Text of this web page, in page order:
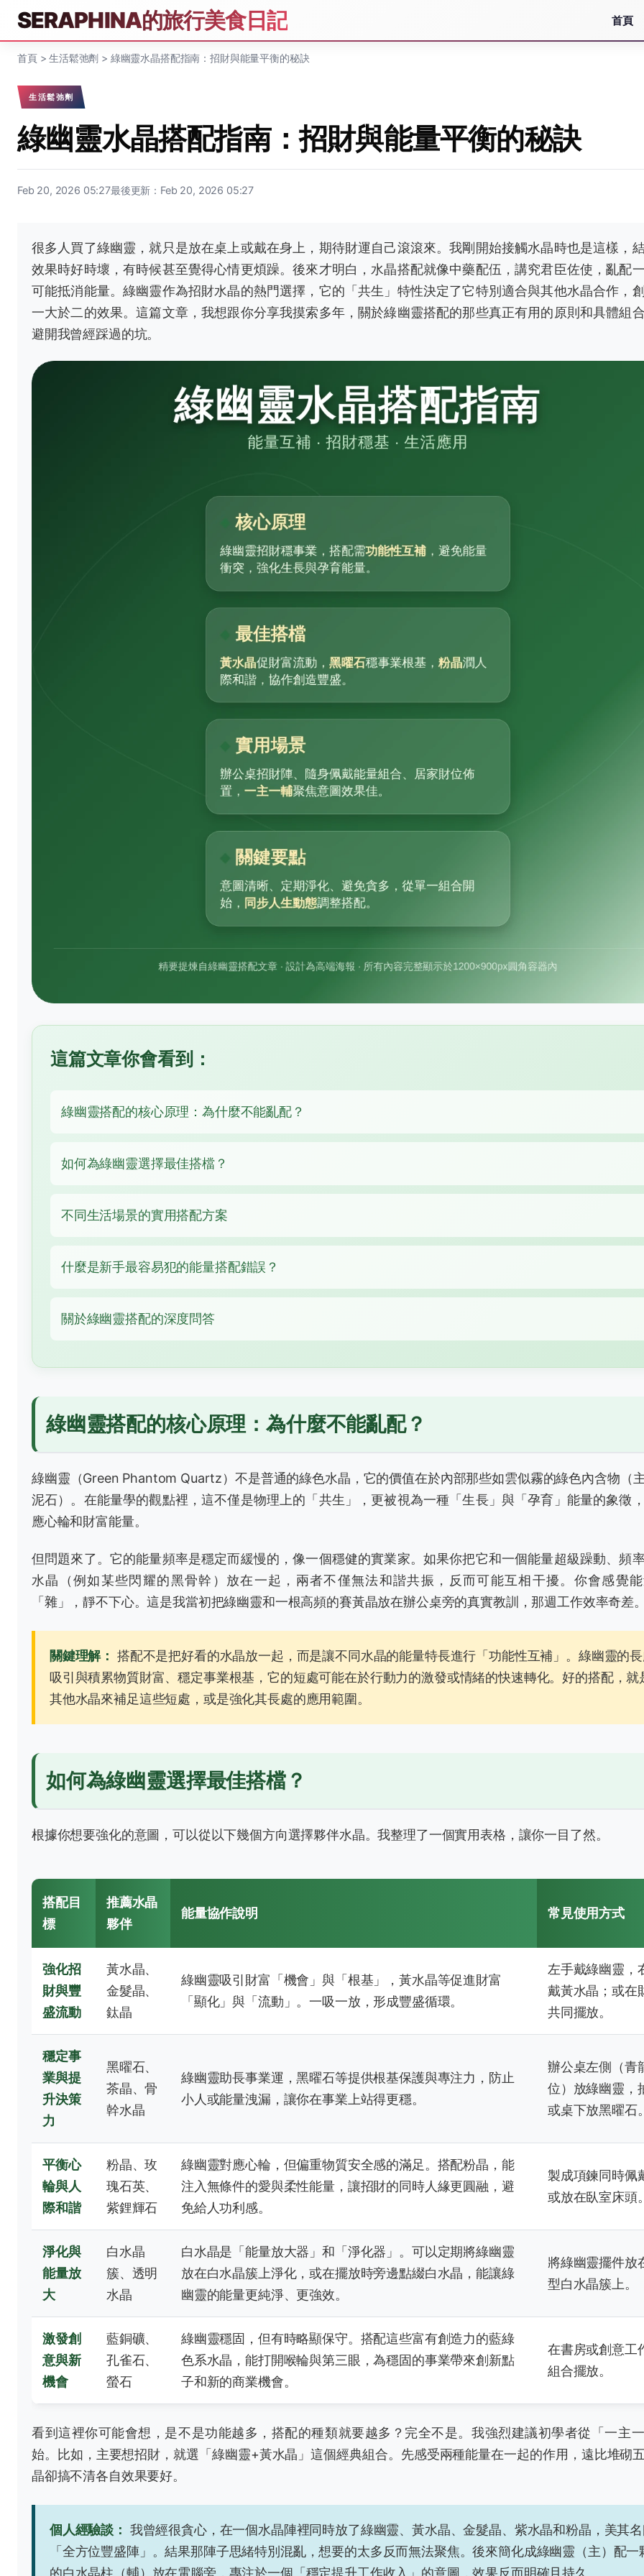
SERAPHINA的旅行美食日記 首頁
首頁>生活鬆弛劑 > 綠幽靈水晶搭配指南：招財與能量平衡的秘訣
生活鬆弛劑
綠幽靈水晶搭配指南：招財與能量平衡的秘訣
Feb 20, 2026 05:27最後更新：Feb 20, 2026 05:27
很多人買了綠幽靈，就只是放在桌上或戴在身上，期待財運自己滾滾來。我剛開始接觸水晶時也是這樣，
效果時好時壞，有時候甚至覺得心情更煩躁。後來才明白，水晶搭配就像中藥配伍，講究君臣佐使，亂配
可能抵消能量。綠幽靈作為招財水晶的熱門選擇，它的「共生」特性決定了它特別適合與其他水晶合作，
一大於二的效果。這篇文章，我想跟你分享我摸索多年，關於綠幽靈搭配的那些真正有用的原則和具體組
避開我曾經踩過的坑。
這篇文章你會看到：
綠幽靈搭配的核心原理：為什麼不能亂配？
如何為綠幽靈選擇最佳搭檔？
不同生活場景的實用搭配方案
什麼是新手最容易犯的能量搭配錯誤？
關於綠幽靈搭配的深度問答
綠幽靈搭配的核心原理：為什麼不能亂配？
綠幽靈（Green Phantom Quartz）不是普通的綠色水晶，它的價值在於內部那些如雲似霧的綠色內含物（
泥石）。在能量學的觀點裡，這不僅是物理上的「共生」，更被視為一種「生長」與「孕育」能量的象徵
應心輪和財富能量。
但問題來了。它的能量頻率是穩定而緩慢的，像一個穩健的實業家。如果你把它和一個能量超級躁動、頻
水晶（例如某些閃耀的黑骨幹）放在一起，兩者不僅無法和諧共振，反而可能互相干擾。你會感覺
「雜」，靜不下心。這是我當初把綠幽靈和一根高頻的賽黃晶放在辦公桌旁的真實教訓，那週工作效率奇差。
關鍵理解： 搭配不是把好看的水晶放一起，而是讓不同水晶的能量特長進行「功能性互補」。綠幽靈的
吸引與積累物質財富、穩定事業根基，它的短處可能在於行動力的激發或情緒的快速轉化。好的搭配，就
其他水晶來補足這些短處，或是強化其長處的應用範圍。
如何為綠幽靈選擇最佳搭檔？
根據你想要強化的意圖，可以從以下幾個方向選擇夥伴水晶。我整理了一個實用表格，讓你一目了然。
搭配目
標
推薦水晶
夥伴
能量協作說明 常見使用方式
強化招
財與豐
盛流動
黃水晶、
金髮晶、
鈦晶
綠幽靈吸引財富「機會」與「根基」，黃水晶等促進財富
「顯化」與「流動」。一吸一放，形成豐盛循環。
左手戴綠幽靈，
戴黃水晶；或在
共同擺放。
穩定事
業與提
升決策
力
黑曜石、
茶晶、骨
幹水晶
綠幽靈助長事業運，黑曜石等提供根基保護與專注力，防止
小人或能量洩漏，讓你在事業上站得更穩。
辦公桌左側（青
位）放綠幽靈，
或桌下放黑曜石。
平衡心
輪與人
際和諧
粉晶、玫
瑰石英、
紫鋰輝石
綠幽靈對應心輪，但偏重物質安全感的滿足。搭配粉晶，能
注入無條件的愛與柔性能量，讓招財的同時人緣更圓融，避
免給人功利感。
製成項鍊同時佩
或放在臥室床頭。
淨化與
能量放
大
白水晶
簇、透明
水晶
白水晶是「能量放大器」和「淨化器」。可以定期將綠幽靈
放在白水晶簇上淨化，或在擺放時旁邊點綴白水晶，能讓綠
幽靈的能量更純淨、更強效。
將綠幽靈擺件放
型白水晶簇上。
激發創
意與新
機會
藍銅礦、
孔雀石、
螢石
綠幽靈穩固，但有時略顯保守。搭配這些富有創造力的藍綠
色系水晶，能打開喉輪與第三眼，為穩固的事業帶來創新點
子和新的商業機會。
在書房或創意工
組合擺放。
看到這裡你可能會想，是不是功能越多，搭配的種類就要越多？完全不是。我強烈建議初學者從「一主
始。比如，主要想招財，就選「綠幽靈+黃水晶」這個經典組合。先感受兩種能量在一起的作用，遠比堆砌
晶卻搞不清各自效果要好。
個人經驗談： 我曾經很貪心，在一個水晶陣裡同時放了綠幽靈、黃水晶、金髮晶、紫水晶和粉晶，美其名
「全方位豐盛陣」。結果那陣子思緒特別混亂，想要的太多反而無法聚焦。後來簡化成綠幽靈（主）配一